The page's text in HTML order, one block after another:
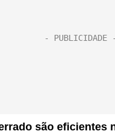
são eficientes